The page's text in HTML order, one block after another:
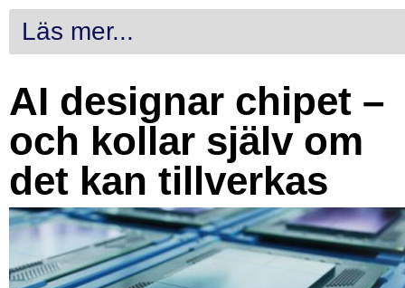
Läs mer...
AI designar chipet –
och kollar själv om
det kan tillverkas